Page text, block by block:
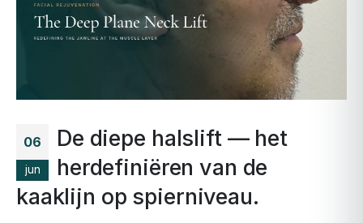
06
jun
De diepe halslift — het
herdefiniëren van de
kaaklijn op spierniveau.